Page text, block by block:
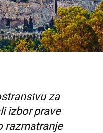
za
izbor prave
razmatranje